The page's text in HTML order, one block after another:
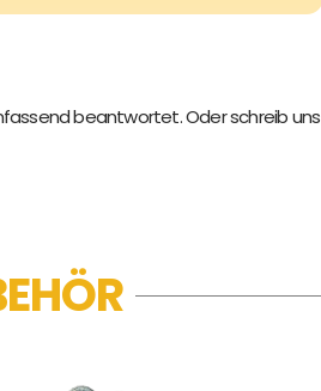
beantwortet. Oder schreib uns